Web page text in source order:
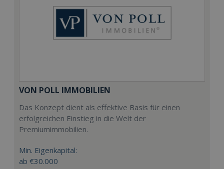
VON POLL IMMOBILIEN
Das Konzept dient als effektive Basis für einen
erfolgreichen Einstieg in die Welt der
Premiumimmobilien.
Min. Eigenkapital:
ab €30.000